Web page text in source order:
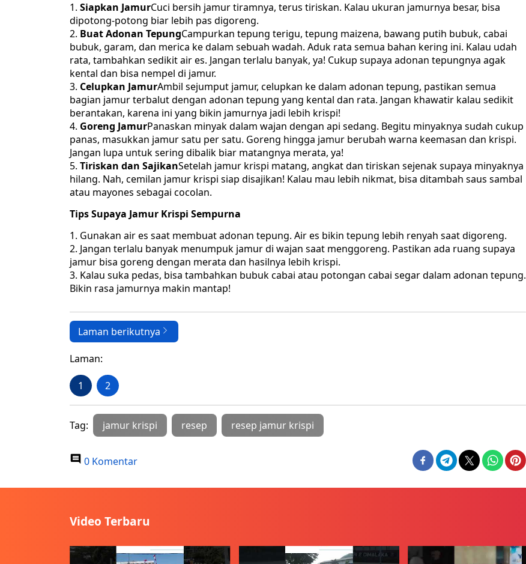
Siapkan JamurCuci bersih jamur tiramnya, terus tiriskan. Kalau ukuran jamurnya besar, bisa
dipotong-potong biar lebih pas digoreng.
Buat Adonan TepungCampurkan tepung terigu, tepung maizena, bawang putih bubuk, cabai
bubuk, garam, dan merica ke dalam sebuah wadah. Aduk rata semua bahan kering ini. Kalau udah
rata, tambahkan sedikit air es. Jangan terlalu banyak, ya! Cukup supaya adonan tepungnya agak
kental dan bisa nempel di jamur.
Celupkan JamurAmbil sejumput jamur, celupkan ke dalam adonan tepung, pastikan semua
bagian jamur terbalut dengan adonan tepung yang kental dan rata. Jangan khawatir kalau sedikit
berantakan, karena ini yang bikin jamurnya jadi lebih krispi!
Goreng JamurPanaskan minyak dalam wajan dengan api sedang. Begitu minyaknya sudah cukup
panas, masukkan jamur satu per satu. Goreng hingga jamur berubah warna keemasan dan krispi.
Jangan lupa untuk sering dibalik biar matangnya merata, ya!
Tiriskan dan SajikanSetelah jamur krispi matang, angkat dan tiriskan sejenak supaya minyaknya
hilang. Nah, cemilan jamur krispi siap disajikan! Kalau mau lebih nikmat, bisa ditambah saus sambal
atau mayones sebagai cocolan.
Tips Supaya Jamur Krispi Sempurna
Gunakan air es saat membuat adonan tepung. Air es bikin tepung lebih renyah saat digoreng.
Jangan terlalu banyak menumpuk jamur di wajan saat menggoreng. Pastikan ada ruang supaya
jamur bisa goreng dengan merata dan hasilnya lebih krispi.
Kalau suka pedas, bisa tambahkan bubuk cabai atau potongan cabai segar dalam adonan tepung.
Bikin rasa jamurnya makin mantap!
Laman berikutnya
Laman:
1 2
Tag: jamur krispi resep resep jamur krispi
0 Komentar
Video Terbaru